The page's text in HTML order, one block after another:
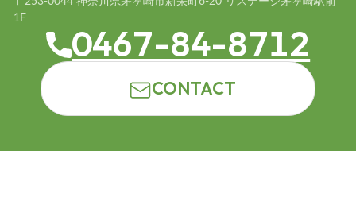
1F
0467-84-8712
CONTACT